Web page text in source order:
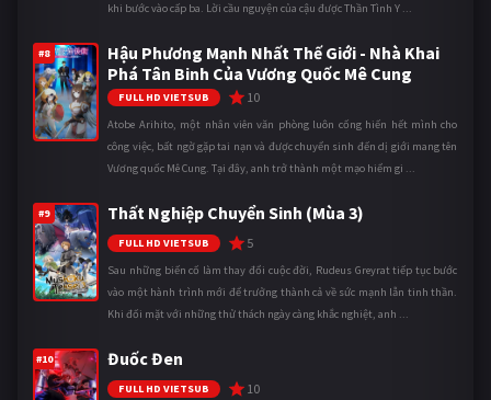
khi bước vào cấp ba. Lời cầu nguyện của cậu được Thần Tình Y ...
#8
Hậu Phương Mạnh Nhất Thế Giới - Nhà Khai
Phá Tân Binh Của Vương Quốc Mê Cung
FULL HD VIETSUB 10
Atobe Arihito, một nhân viên văn phòng luôn cống hiến hết mình cho
công việc, bất ngờ gặp tai nạn và được chuyển sinh đến dị giới mang tên
Vương quốc Mê Cung. Tại đây, anh trở thành một mạo hiểm gi ...
#9 Thất Nghiệp Chuyển Sinh (Mùa 3)
FULL HD VIETSUB 5
Sau những biến cố làm thay đổi cuộc đời, Rudeus Greyrat tiếp tục bước
vào một hành trình mới để trưởng thành cả về sức mạnh lẫn tinh thần.
Khi đối mặt với những thử thách ngày càng khắc nghiệt, anh ...
#10 Đuốc Đen
FULL HD VIETSUB 10